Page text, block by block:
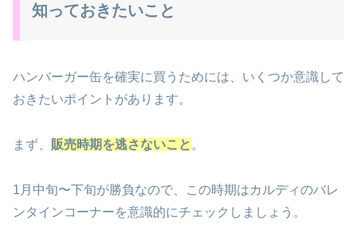
知っておきたいこと
ハンバーガー缶を確実に買うためには、いくつか意識して
おきたいポイントがあります。
まず、 販売時期を逃さないこと 。
1月中旬〜下旬が勝負なので、この時期はカルディのバレ
ンタインコーナーを意識的にチェックしましょう。